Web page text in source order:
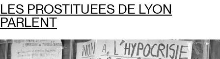
LES PROSTITUEES DE LYON
PARLENT